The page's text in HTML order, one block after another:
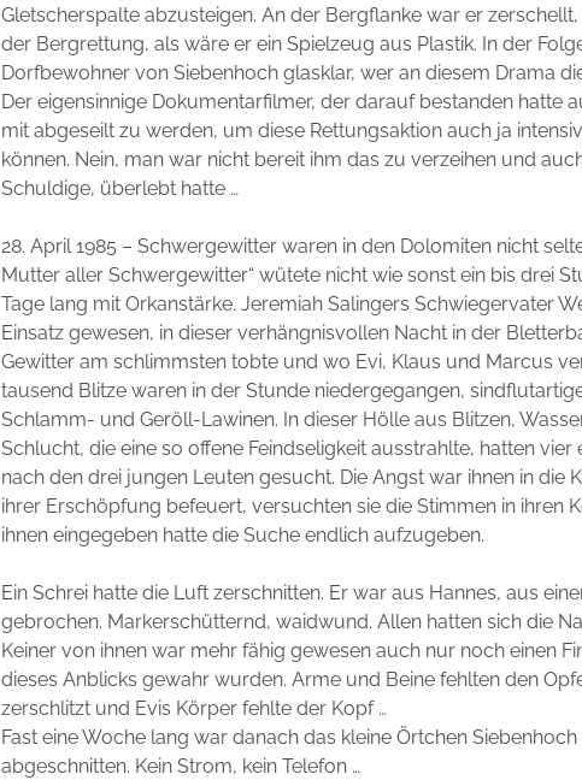
Gletscherspalte abzusteigen. An der Bergflanke war er
der Bergrettung, als wäre er ein Spielzeug aus Plastik. In der
Dorfbewohner von Siebenhoch glasklar, wer an diesem Drama
Der eigensinnige Dokumentarfilmer, der darauf bestanden hatte
mit abgeseilt zu werden, um diese Rettungsaktion auch ja
können. Nein, man war nicht bereit ihm das zu verzeihen und
Schuldige, überlebt hatte …
28. April 1985 – Schwergewitter waren in den Dolomiten nicht
Mutter aller Schwergewitter“ wütete nicht wie sonst ein bis drei
Tage lang mit Orkanstärke. Jeremiah Salingers Schwiegervater
Einsatz gewesen, in dieser verhängnisvollen Nacht in der
Gewitter am schlimmsten tobte und wo Evi, Klaus und Marcus
tausend Blitze waren in der Stunde niedergegangen,
Schlamm- und Geröll-Lawinen. In dieser Hölle aus Blitzen,
Schlucht, die eine so offene Feindseligkeit ausstrahlte, hatten
nach den drei jungen Leuten gesucht. Die Angst war ihnen in die
ihrer Erschöpfung befeuert, versuchten sie die Stimmen in ihren
ihnen eingegeben hatte die Suche endlich aufzugeben.
Ein Schrei hatte die Luft zerschnitten. Er war aus Hannes, aus
gebrochen. Markerschütternd, waidwund. Allen hatten sich die
Keiner von ihnen war mehr fähig gewesen auch nur noch einen
dieses Anblicks gewahr wurden. Arme und Beine fehlten den
zerschlitzt und Evis Körper fehlte der Kopf …
Fast eine Woche lang war danach das kleine Örtchen
abgeschnitten. Kein Strom, kein Telefon …